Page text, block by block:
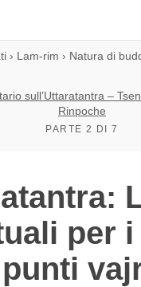
› Lam-rim › Natura di
sull’Uttaratantra –
Rinpoche
PARTE 2 DI 7
per i
punti